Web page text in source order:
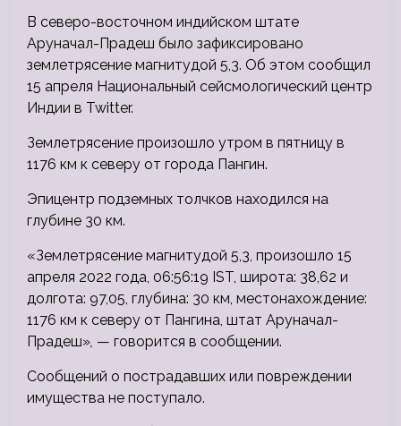
В северо-восточном индийском штате
Аруначал-Прадеш было зафиксировано
землетрясение магнитудой 5,3. Об этом сообщил
15 апреля Национальный сейсмологический центр
Индии в Twitter.
Землетрясение произошло утром в пятницу в
1176 км к северу от города Пангин.
Эпицентр подземных толчков находился на
глубине 30 км.
«Землетрясение магнитудой 5,3, произошло 15
апреля 2022 года, 06:56:19 IST, широта: 38,62 и
долгота: 97,05, глубина: 30 км, местонахождение:
1176 км к северу от Пангина, штат Аруначал-
Прадеш» — говорится в сообщении.
Сообщений о пострадавших или повреждении
имущества не поступало.